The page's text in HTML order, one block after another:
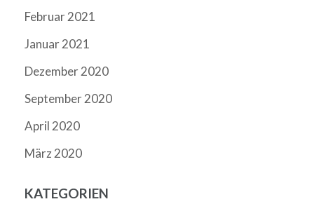
Februar 2021
Januar 2021
Dezember 2020
September 2020
April 2020
März 2020
KATEGORIEN